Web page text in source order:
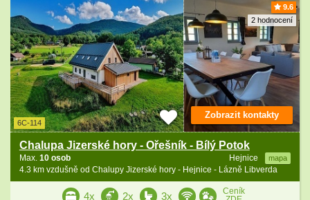
9.6
2 hodnocení
6C-114
Chalupa Jizerské hory - Ořešník - Bílý Potok
Hejnice mapa
Max. 10 osob
4.3 km vzdušně od Chalupy Jizerské hory - Hejnice - Lázně Libverda
Zobrazit kontakty
4x 2x 3x
Ceník